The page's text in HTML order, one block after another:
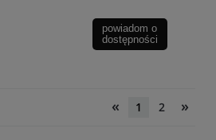
powiadom o
dostępności
« 1 2 »